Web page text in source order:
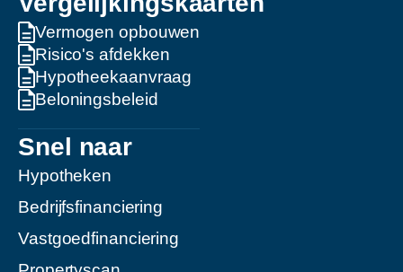
Vermogen opbouwen
Risico's afdekken
Hypotheekaanvraag
Beloningsbeleid
Snel naar
Hypotheken
Bedrijfsfinanciering
Vastgoedfinanciering